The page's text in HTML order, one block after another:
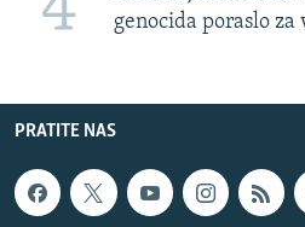
genocida poraslo za
PRATITE NAS